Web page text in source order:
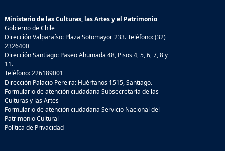
Ministerio de las Culturas, las Artes y el Patrimonio
Gobierno de Chile
Dirección Valparaíso: Plaza Sotomayor 233. Teléfono: (32)
2326400
Dirección Santiago: Paseo Ahumada 48, Pisos 4, 5, 6, 7, 8 y
11.
Teléfono: 226189001
Dirección Palacio Pereira: Huérfanos 1515, Santiago.
Formulario de atención ciudadana Subsecretaría de las
Culturas y las Artes
Formulario de atención ciudadana Servicio Nacional del
Patrimonio Cultural
Política de Privacidad